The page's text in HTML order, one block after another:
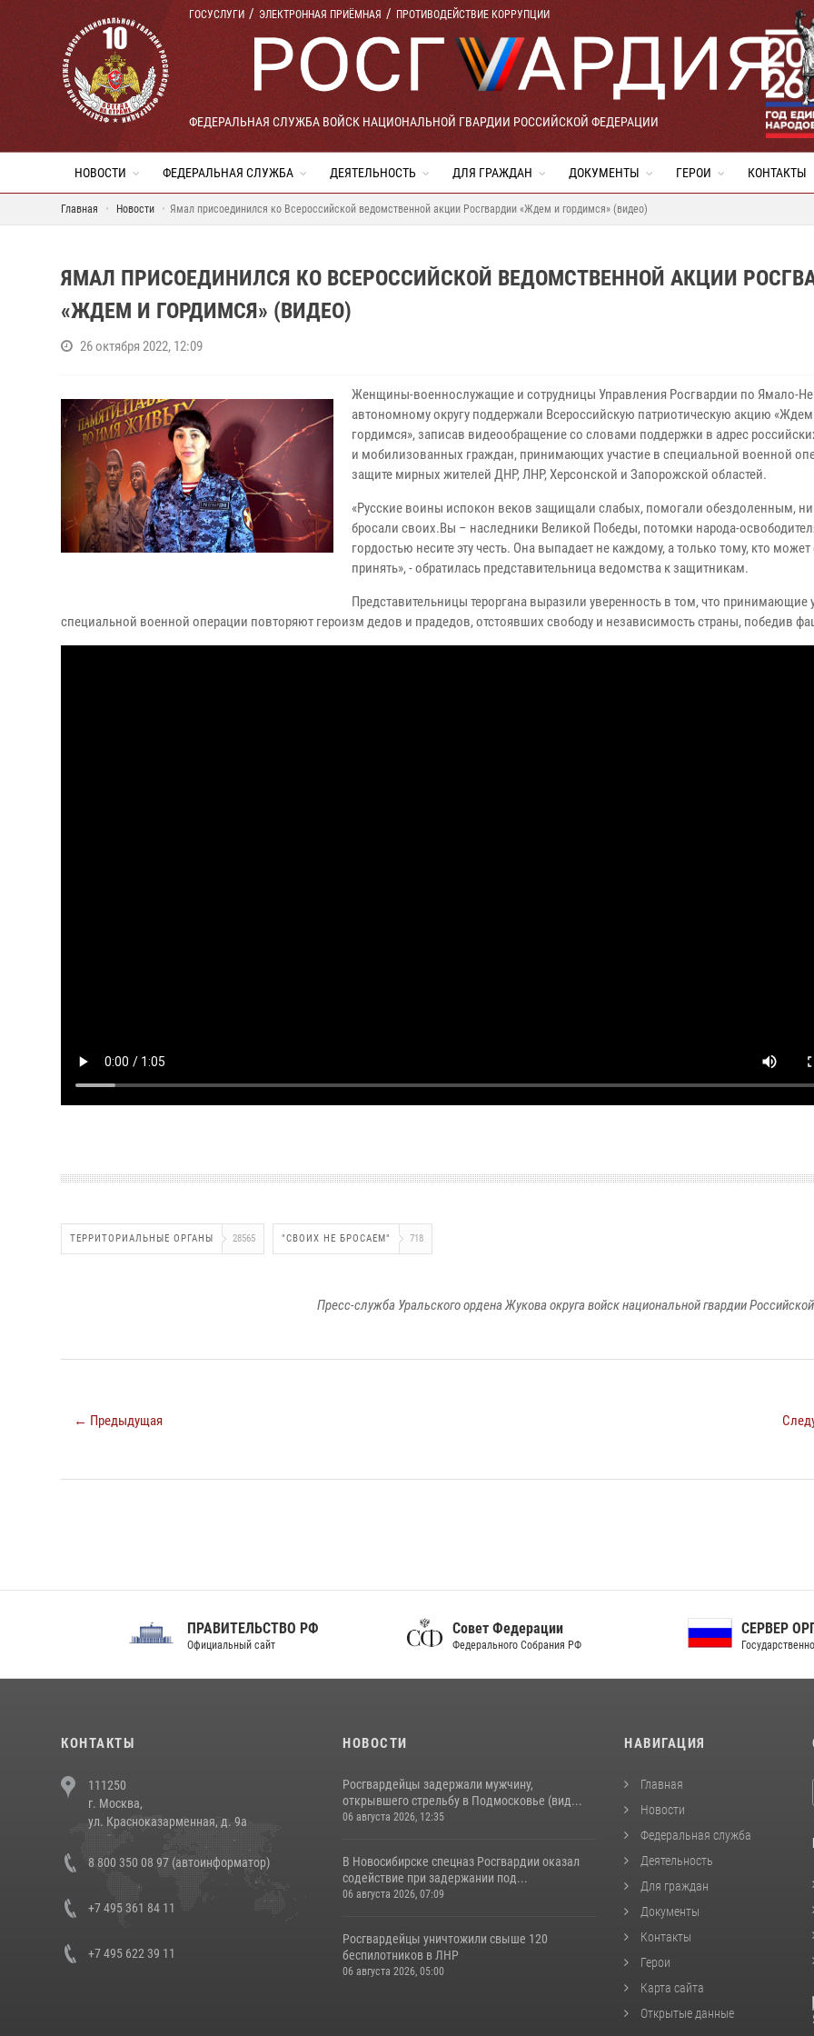
ГОСУСЛУГИ ЭЛЕКТРОННАЯ ПРИЁМНАЯ ПРОТИВОДЕЙСТВИЕ КОРРУПЦИИ
ФЕДЕРАЛЬНАЯ СЛУЖБА ВОЙСК НАЦИОНАЛЬНОЙ ГВАРДИИ РОССИЙСКОЙ ФЕДЕРАЦИИ
НОВОСТИ ФЕДЕРАЛЬНАЯ СЛУЖБА ДЕЯТЕЛЬНОСТЬ ДЛЯ ГРАЖДАН ДОКУМЕНТЫ ГЕРОИ КОНТАКТЫ
Главная Новости Ямал присоединился ко Всероссийской ведомственной акции Росгвардии «Ждем и гордимся» (видео)
ЯМАЛ ПРИСОЕДИНИЛСЯ КО ВСЕРОССИЙСКОЙ ВЕДОМСТВЕННОЙ АКЦИИ
«ЖДЕМ И ГОРДИМСЯ» (ВИДЕО)
26 октября 2022, 12:09
Женщины-военнослужащие и сотрудницы Управления Росгвардии по Ямало-
автономному округу поддержали Всероссийскую патриотическую акцию
гордимся», записав видеообращение со словами поддержки в адрес
и мобилизованных граждан, принимающих участие в специальной военной
защите мирных жителей ДНР, ЛНР, Херсонской и Запорожской областей.
«Русские воины испокон веков защищали слабых, помогали обездоленным,
бросали своих.Вы – наследники Великой Победы, потомки народа-
гордостью несите эту честь. Она выпадает не каждому, а только тому, кто может
принять», - обратилась представительница ведомства к защитникам.
Представительницы тероргана выразили уверенность в том, что принимающие
специальной военной операции повторяют героизм дедов и прадедов, отстоявших свободу и независимость страны, победив
ТЕРРИТОРИАЛЬНЫЕ ОРГАНЫ 28565 "СВОИХ НЕ БРОСАЕМ" 718
Пресс-служба Уральского ордена Жукова округа войск национальной гвардии
← Предыдущая
ПРАВИТЕЛЬСТВО РФ
Официальный сайт
Совет Федерации
Федерального Собрания РФ
СЕРВЕР ОРГАНОВ
Государственной власти РФ
КОНТАКТЫ
111250
г. Москва,
ул. Красноказарменная, д. 9а
8 800 350 08 97 (автоинформатор)
+7 495 361 84 11
+7 495 622 39 11
НОВОСТИ
Росгвардейцы задержали мужчину,
открывшего стрельбу в Подмосковье (вид...
06 августа 2026, 12:35
В Новосибирске спецназ Росгвардии оказал
содействие при задержании под...
06 августа 2026, 07:09
Росгвардейцы уничтожили свыше 120
беспилотников в ЛНР
06 августа 2026, 05:00
НАВИГАЦИЯ
Главная
Новости
Федеральная служба
Деятельность
Для граждан
Документы
Контакты
Герои
Карта сайта
Открытые данные